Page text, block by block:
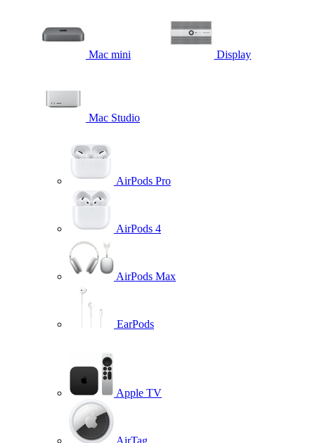
Mac mini Display
Mac Studio
AirPods Pro
AirPods 4
AirPods Max
EarPods
Apple TV